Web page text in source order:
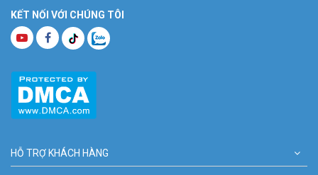
KẾT NỐI VỚI CHÚNG TÔI
HỖ TRỢ KHÁCH HÀNG